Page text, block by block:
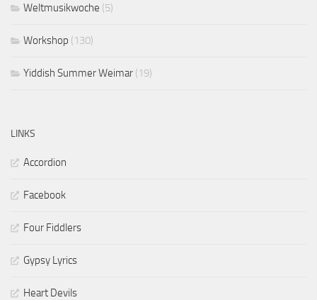
Weltmusikwoche (5)
Workshop (130)
Yiddish Summer Weimar (19)
LINKS
Accordion
Facebook
Four Fiddlers
Gypsy Lyrics
Heart Devils